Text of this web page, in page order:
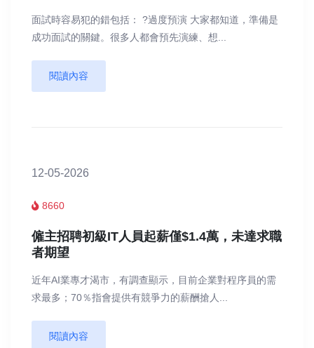
面試時容易犯的錯包括： ?過度預演 大家都知道，準備是
成功面試的關鍵。很多人都會預先演練、想...
閱讀內容
12-05-2026
8660
僱主招聘初級IT人員起薪僅$1.4萬，未達求職
者期望
近年AI業專才渴市，有調查顯示，目前企業對程序員的需
求最多；70％指會提供有競爭力的薪酬搶人...
閱讀內容